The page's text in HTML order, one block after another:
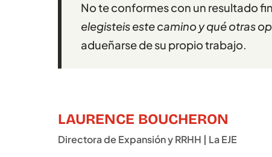
No te conformes con un resultado
elegisteis este camino y qué otras
adueñarse de su propio trabajo.
LAURENCE BOUCHERON
Directora de Expansión y RRHH | La EJE